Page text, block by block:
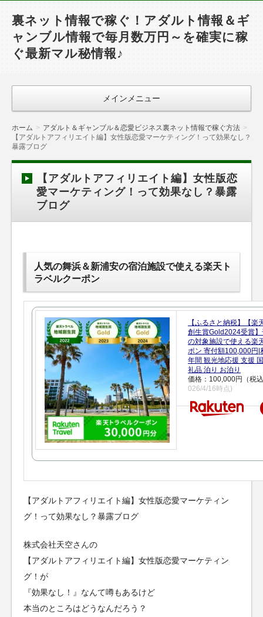
裏ネット情報で稼ぐ！アダルト情報＆ギ
ャンブル情報で毎月数万円～を確実に稼
ぐ最新マル秘情報♪
メインメニュー
ホーム
アダルト＆ギャンブル＆恋愛ビジネス裏ネット情報で稼ぐ方法
【アダルトアフィリエイト編】女性版恋愛マーケティング！って効果なし？
暴露ブログ
【アダルトアフィリエイト編】女性版恋
愛マーケティング！って効果なし？暴露
ブログ
人気の舞浜＆新浦安の宿泊施設で使える楽天ト
ラベルクーポン
【ふるさと納税】【楽
創生賞Gold2024受賞
の対象施設で使える楽
ポン 寄付額100,000円|
年間 観光地応援 支援
礼品 泊り お泊り
価格：100,000円（税
026/4/16時点)
【アダルトアフィリエイト編】女性版恋愛マーケティン
グ！って効果なし？暴露ブログ
株式会社天空さんの
【アダルトアフィリエイト編】女性版恋愛マーケティン
グ！が
『効果なし！』なんて噂もあるけど
本当のところはどうなんだろう？